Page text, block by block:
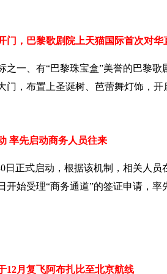
门，巴黎歌剧院上天猫国际首次对华
之一、有“巴黎珠宝盒”美誉的巴黎
门，布置上圣诞树、芭蕾舞灯饰，
率先启动商务人员往来
日正式启动，根据该机制，相关人
开始受理“商务通道”的签证申请，
12月复飞阿布扎比至北京航线